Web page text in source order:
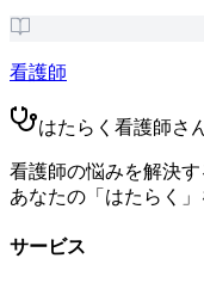
看護師
はたらく看護師さ
看護師の悩みを解決す
あなたの「はたらく
サービス